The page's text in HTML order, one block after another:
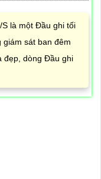
là một Đầu ghi tối
giám sát ban đêm
đẹp, dòng Đầu ghi